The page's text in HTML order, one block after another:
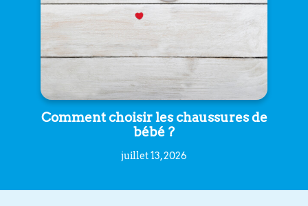
Comment choisir les chaussures de
bébé ?
juillet 13, 2026